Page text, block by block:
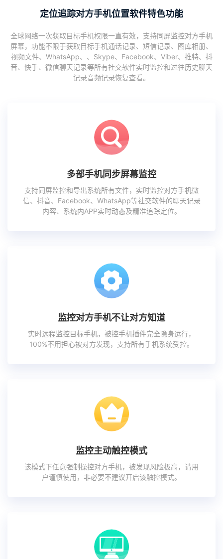
定位追踪对方手机位置软件特色功能
全球网络一次获取目标手机权限一直有效，支持同屏监控对方手机
屏幕，功能不限于获取目标手机通话记录、短信记录、图库相册、
视频文件、WhatsApp、、Skype、Facebook、Viber、推特、抖
音、快手、微信聊天记录等所有社交软件实时监控和过往历史聊天
记录音频记录恢复查看。
多部手机同步屏幕监控
支持同屏监控和导出系统所有文件，实时监控对方手机微
信、抖音、Facebook、WhatsApp等社交软件的聊天记录
内容、系统内APP实时动态及精准追踪定位。
监控对方手机不让对方知道
实时远程监控目标手机，被控手机插件完全隐身运行，
100%不用担心被对方发现，支持所有手机系统受控。
监控主动触控模式
该模式下任意强制操控对方手机，被发现风险极高，请用
户谨慎使用，非必要不建议开启该触控模式。